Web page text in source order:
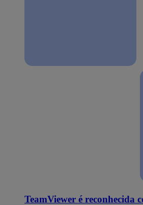
TeamViewer é reconhecida